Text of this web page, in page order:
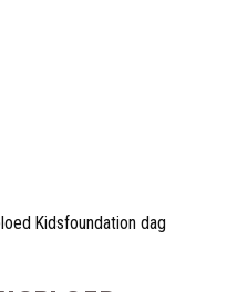
Kidsfoundation dag